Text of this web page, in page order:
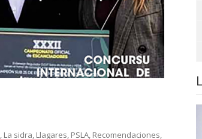
, La sidra, Llagares, PSLA, Recomendaciones,